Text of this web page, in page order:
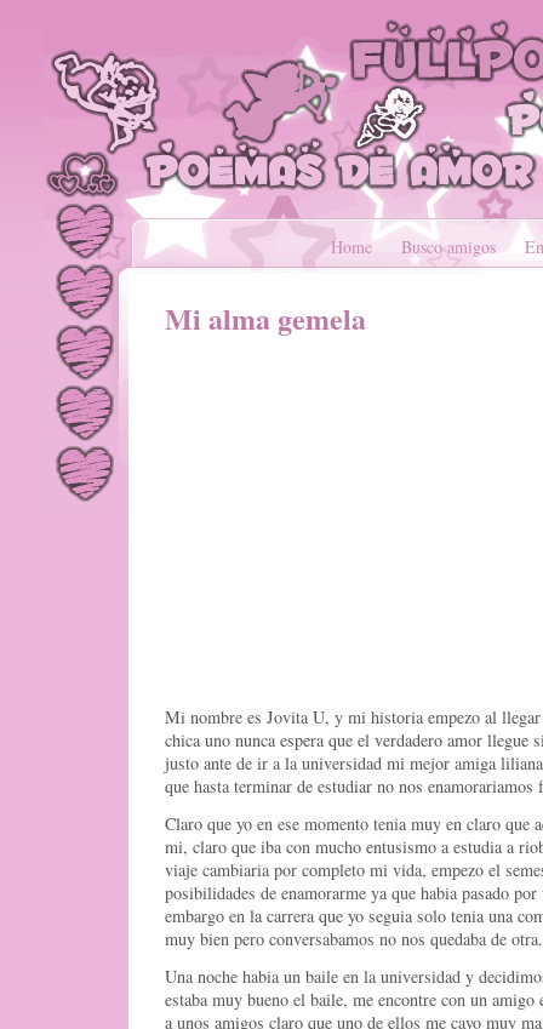
Home Busco amigos
Mi alma gemela
Mi nombre es Jovita U, y mi historia empezo al
chica uno nunca espera que el verdadero amor llegue
justo ante de ir a la universidad mi mejor amiga
que hasta terminar de estudiar no nos enamorariamos
Claro que yo en ese momento tenia muy en claro que
mi, claro que iba con mucho entusismo a estudia a
viaje cambiaria por completo mi vida, empezo el
posibilidades de enamorarme ya que habia pasado
embargo en la carrera que yo seguia solo tenia una
muy bien pero conversabamos no nos quedaba de otra.
Una noche habia un baile en la universidad y
estaba muy bueno el baile, me encontre con un amigo
a unos amigos claro que uno de ellos me cayo muy